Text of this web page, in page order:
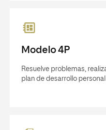
Modelo 4P
Resuelve problemas,
plan de desarrollo